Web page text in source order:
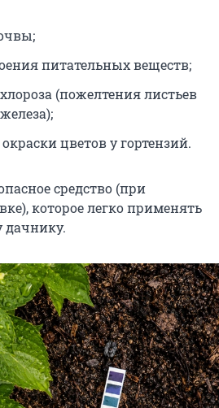
питательных веществ;
(пожелтения листьев
цветов у гортензий.
средство (при
которое легко применять